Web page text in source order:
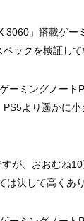
3060」搭載ゲー
ックを検証して
ーミングノー
より遥かに小
が、おおむね
は決して高くあ